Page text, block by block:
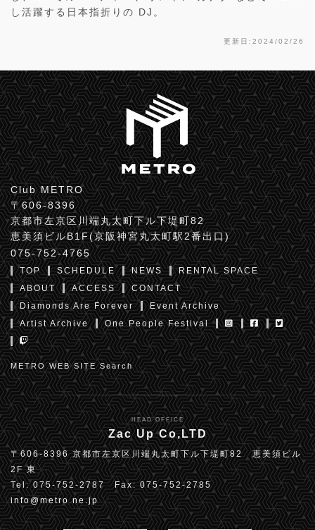
し活躍する日本指折りの DJ。
更新日:2024/02/26
Club METRO
〒606-8396
京都市左京区川端丸太町下ル下堤町82
恵美須ビルB1F(京阪神宮丸太町駅2番出口)
075-752-4765
TOP SCHEDULE NEWS
RENTAL SPACE
ABOUT
ACCESS
CONTACT
Diamonds Are Forever
Event Archive
Artist Archive
One People Festival
METRO WEB SITE Search
HEAD OFFICE
Zac Up Co,LTD
〒606-8396 京都市左京区川端丸太町下ル下堤町82 恵美須ビル
2F 東
Tel: 075-752-2787 Fax: 075-752-2785
info@metro.ne.jp